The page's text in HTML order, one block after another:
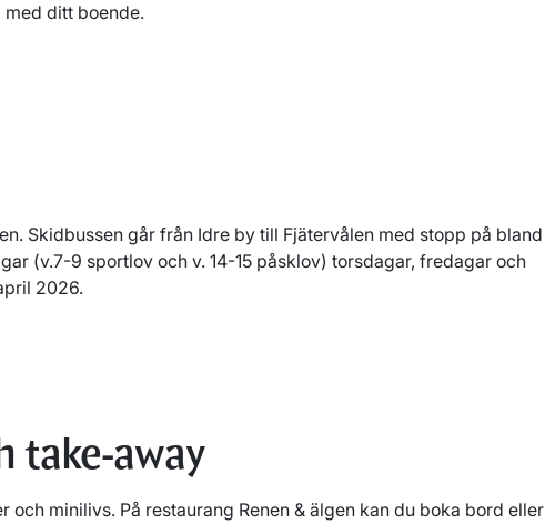
ditt boende.
Skidbussen går från Idre by till Fjätervålen med stopp på bland
(v.7-9 sportlov och v. 14-15 påsklov) torsdagar, fredagar och
2026.
take-away
minilivs. På restaurang Renen & älgen kan du boka bord eller